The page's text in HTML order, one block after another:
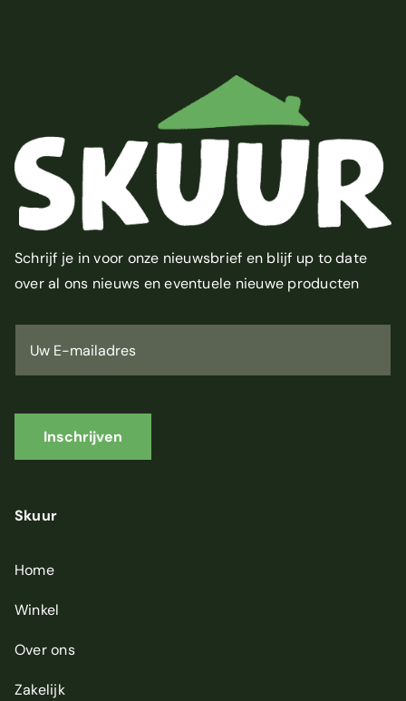
Schrijf je in voor onze nieuwsbrief en blijf up to date
over al ons nieuws en eventuele nieuwe producten
U
-
a
l
r
e
Inschrijven
Skuur
Home
Winkel
Over ons
Zakelijk